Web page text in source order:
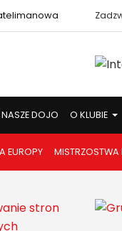
NASZE DOJO O KLUBIE
EUROPY MISTRZOSTWA